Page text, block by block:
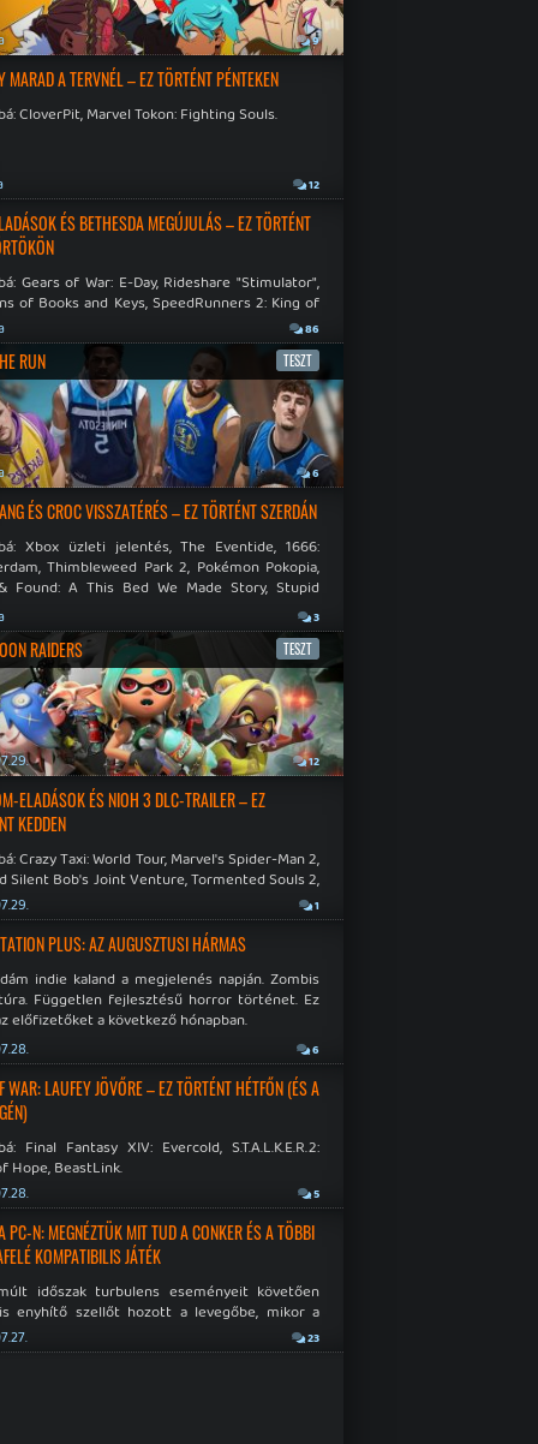
9
MARAD A TERVNÉL – EZ TÖRTÉNT PÉNTEKEN
CloverPit, Marvel Tokon: Fighting Souls.
12
ÉS BETHESDA MEGÚJULÁS – EZ TÖRTÉNT
Gears of War: E-Day, Rideshare "Stimulator",
of Books and Keys, SpeedRunners 2: King of
86
RUN TESZT
6
ÉS CROC VISSZATÉRÉS – EZ TÖRTÉNT SZERDÁN
Xbox üzleti jelentés, The Eventide, 1666:
Thimbleweed Park 2, Pokémon Pokopia,
Found: A This Bed We Made Story, Stupid
3
RAIDERS TESZT
12
ELADÁSOK ÉS NIOH 3 DLC-TRAILER – EZ
KEDDEN
Crazy Taxi: World Tour, Marvel's Spider-Man 2,
Silent Bob's Joint Venture, Tormented Souls 2,
Room in Hell, Slain 2: The Beast Within.
1
PLUS: AZ AUGUSZTUSI HÁRMAS
indie kaland a megjelenés napján. Zombis
Független fejlesztésű horror történet. Ez
előfizetőket a következő hónapban.
6
WAR: LAUFEY JÖVŐRE – EZ TÖRTÉNT HÉTFŐN (ÉS A
Final Fantasy XIV: Evercold, S.T.A.L.K.E.R.2:
Hope, BeastLink.
5
PC-N: MEGNÉZTÜK MIT TUD A CONKER ÉS A TÖBBI
KOMPATIBILIS JÁTÉK
időszak turbulens eseményeit követően
enyhítő szellőt hozott a levegőbe, mikor a
bejelentette, hogy PC-re is kiterjesztik az
visszafelé kompatibilitást. Lássuk,
23